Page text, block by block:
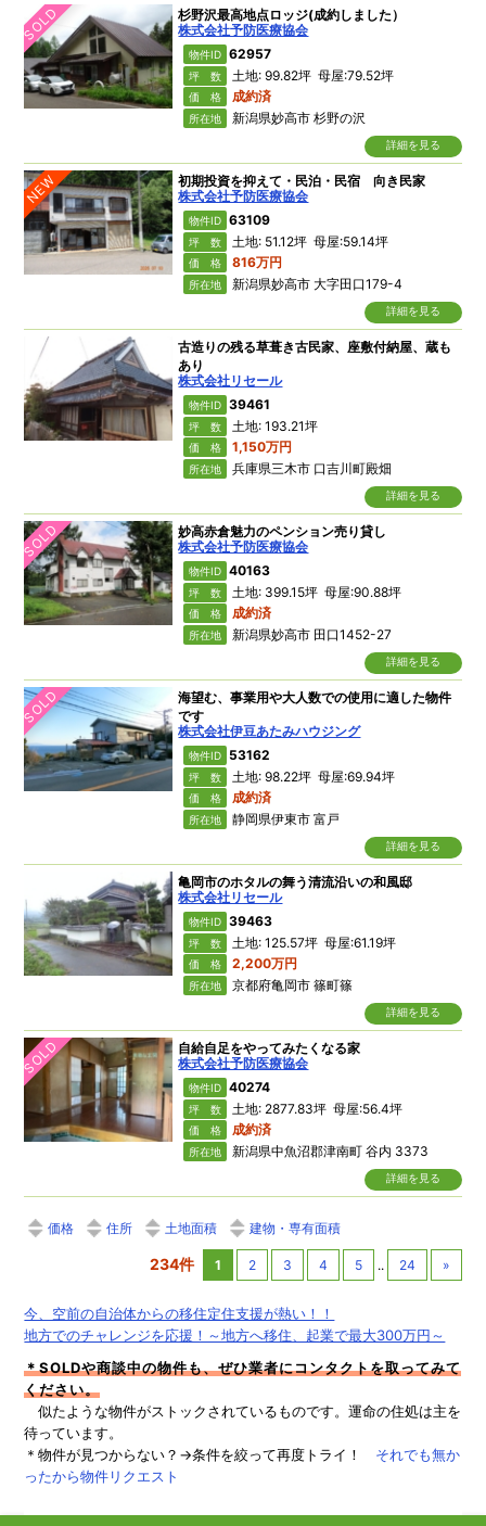
SOLD
杉野沢最高地点ロッジ(成約しました）
株式会社予防医療協会
物件ID 62957
坪 数 土地: 99.82坪 母屋:79.52坪
価 格 成約済
所在地 新潟県妙高市 杉野の沢
詳細を見る
NEW
初期投資を抑えて・民泊・民宿 向き民家
株式会社予防医療協会
物件ID 63109
坪 数 土地: 51.12坪 母屋:59.14坪
価 格 816万円
所在地 新潟県妙高市 大字田口179-4
詳細を見る
古造りの残る草葺き古民家、座敷付納屋、蔵も
あり
株式会社リセール
物件ID 39461
坪 数 土地: 193.21坪
価 格 1,150万円
所在地 兵庫県三木市 口吉川町殿畑
詳細を見る
SOLD
妙高赤倉魅力のペンション売り貸し
株式会社予防医療協会
物件ID 40163
坪 数 土地: 399.15坪 母屋:90.88坪
価 格 成約済
所在地 新潟県妙高市 田口1452-27
詳細を見る
SOLD
海望む、事業用や大人数での使用に適した物件
です
株式会社伊豆あたみハウジング
物件ID 53162
坪 数 土地: 98.22坪 母屋:69.94坪
価 格 成約済
所在地 静岡県伊東市 富戸
詳細を見る
亀岡市のホタルの舞う清流沿いの和風邸
株式会社リセール
物件ID 39463
坪 数 土地: 125.57坪 母屋:61.19坪
価 格 2,200万円
所在地 京都府亀岡市 篠町篠
詳細を見る
SOLD
自給自足をやってみたくなる家
株式会社予防医療協会
物件ID 40274
坪 数 土地: 2877.83坪 母屋:56.4坪
価 格 成約済
所在地 新潟県中魚沼郡津南町 谷内 3373
詳細を見る
価格 住所 土地面積 建物・専有面積
234件 1 2 3 4 5 .. 24 »
今、空前の自治体からの移住定住支援が熱い！！
地方でのチャレンジを応援！～地方へ移住、起業で最大300万円～
＊SOLDや商談中の物件も、ぜひ業者にコンタクトを取ってみて
ください。
似たような物件がストックされているものです。運命の住処は主を
待っています。
＊物件が見つからない？→条件を絞って再度トライ！ それでも無か
ったから物件リクエスト